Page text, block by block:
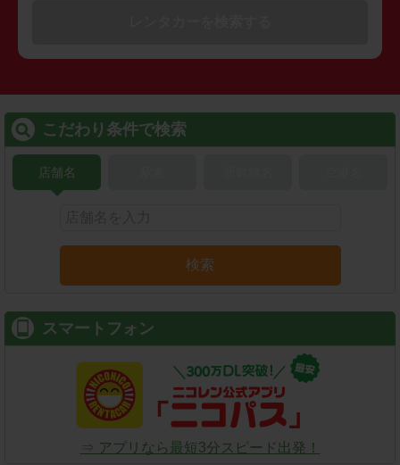
こだわり条件で検索
店舗名
検索
スマートフォン
⇒ アプリなら最短3分スピード出発！